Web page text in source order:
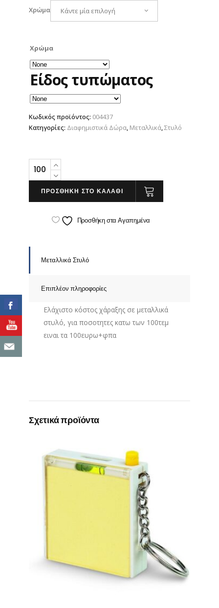
Χρώμα Κάντε μία επιλογή
Χρώμα
Είδος τυπώματος
Κωδικός προϊόντος: 004437
Κατηγορίες: Διαφημιστικά Δώρα, Μεταλλικά,Στυλό
Στυλό
Μεταλλικό
Ιpad
Σιλικόνη
ΠΡΟΣΘΗΚΗ ΣΤΟ ΚΑΛΑΘΙ
Προσθήκη στα Αγαπημένα
Μεταλλικά Στυλό
Επιπλέον πληροφορίες
Ελάχιστο κόστος χάραξης σε μεταλλικά
στυλό, για ποσοτητες κατω των 100τεμ
ειναι τα 100ευρω+φπα
Σχετικά προϊόντα